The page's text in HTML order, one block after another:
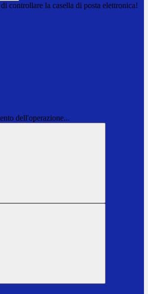
controllare la casella di posta elettronica!
dell'operazione...